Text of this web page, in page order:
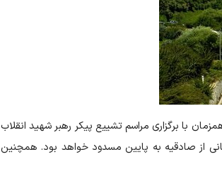
با برگزاری مراسم تشییع پیکر رهبر شهید انقلاب
اصفهانی از صادقیه به پایین مسدود خواهد بود. همچنین